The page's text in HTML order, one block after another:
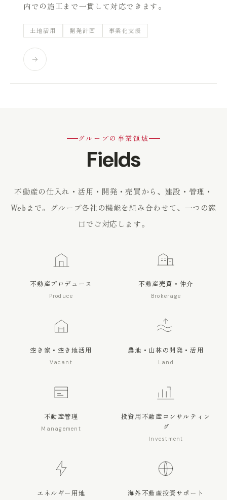
内での施工まで一貫して対応できます。
土地活用 開発計画 事業化支援
グループの事業領域
Fields
不動産の仕入れ・活用・開発・売買から、建設・管理・
Webまで。
グループ各社の機能を組み合わせて、一つの窓
口でご対応します。
不動産プロデュース
Produce
不動産売買・仲介
Brokerage
空き家・空き地活用
Vacant
農地・山林の開発・活用
Land
不動産管理
Management
投資用不動産コンサルティン
グ
Investment
エネルギー用地 海外不動産投資サポート